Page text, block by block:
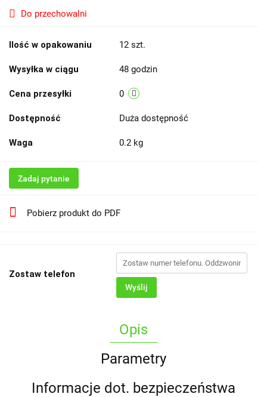
Do przechowalni
Ilość w opakowaniu 12 szt.
Wysyłka w ciągu 48 godzin
Cena przesyłki 0
Dostępność Duża dostępność
Waga 0.2 kg
Zadaj pytanie
Pobierz produkt do PDF
Zostaw telefon
Wyślij
Opis
Parametry
Informacje dot. bezpieczeństwa